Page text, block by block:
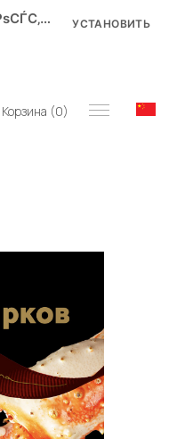
Корзина (0)
Zuma Р’Р»Р°РґРёРІРѕСЃС‚РѕРє УСТАНОВИТЬ